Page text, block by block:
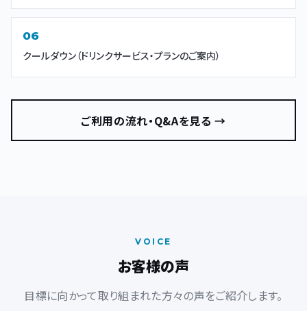
クールダウン（ドリンクサービス・プランのご案内）
ご利用の流れ・Q&Aを見る →
VOICE
お客様の声
目標に向かって取り組まれた方々の声をご紹介します。